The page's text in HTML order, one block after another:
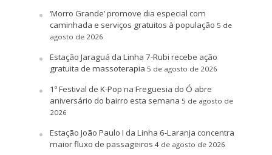
‘Morro Grande’ promove dia especial com
caminhada e serviços gratuitos à população 5 de
agosto de 2026
Estação Jaraguá da Linha 7-Rubi recebe ação
gratuita de massoterapia 5 de agosto de 2026
1º Festival de K-Pop na Freguesia do Ó abre
aniversário do bairro esta semana 5 de agosto de
2026
Estação João Paulo I da Linha 6-Laranja concentra
maior fluxo de passageiros 4 de agosto de 2026